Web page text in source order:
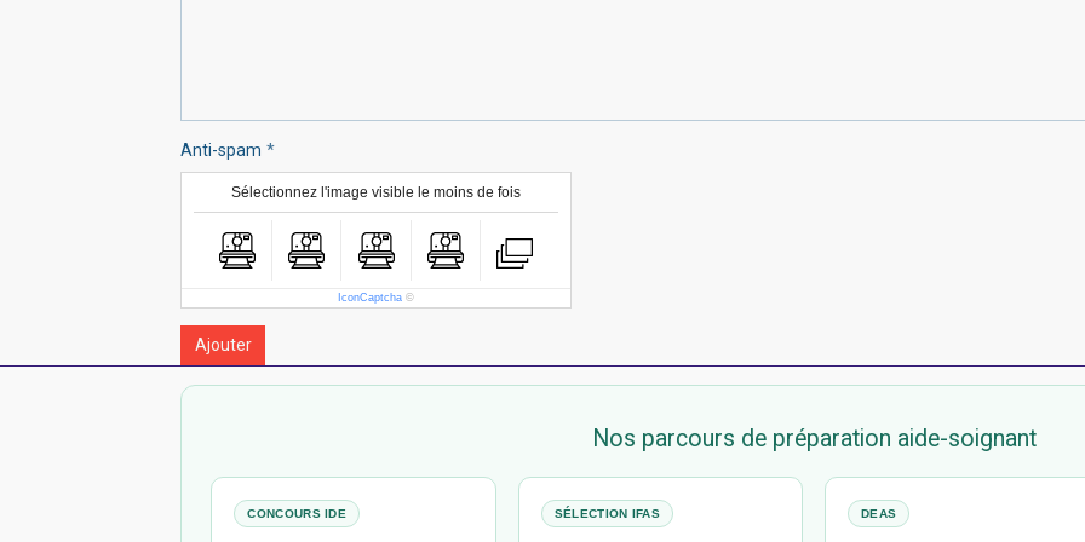
Anti-spam
Sélectionnez l'image visible le moins de fois
IconCaptcha ©
Ajouter
Nos parcours de préparation aide-soignant
CONCOURS IDE SÉLECTION IFAS DEAS